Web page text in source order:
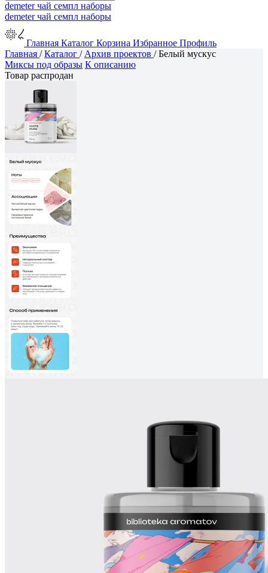
demeterчай семпл наборы
demeterчай семпл наборы
Главная Каталог Корзина Избранное Профиль
Главная /Каталог / Архив проектов /Белый мускус
Миксы под образы К описанию
Товар распродан